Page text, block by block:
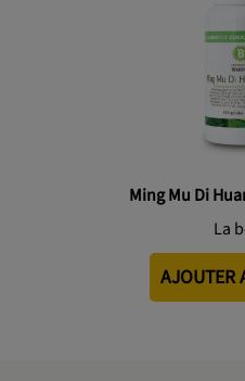
Ming Mu Di
La
AJOUTER